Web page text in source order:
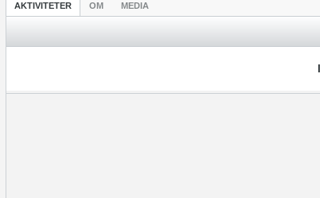
AKTIVITETER OM MEDIA